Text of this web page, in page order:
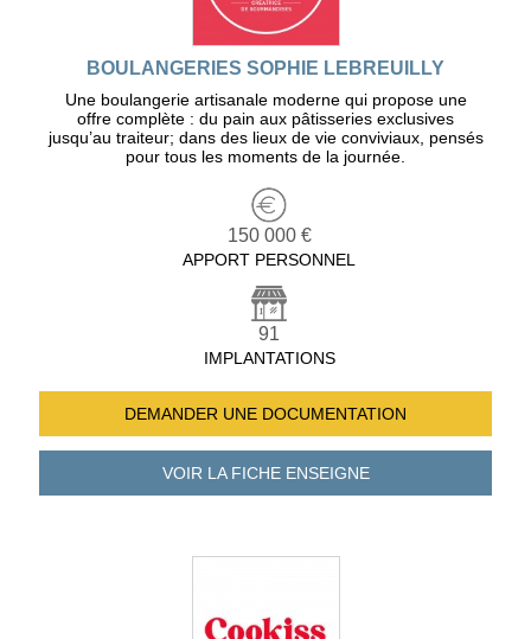
BOULANGERIES SOPHIE LEBREUILLY
Une boulangerie artisanale moderne qui propose une
offre complète : du pain aux pâtisseries exclusives
jusqu’au traiteur; dans des lieux de vie conviviaux, pensés
pour tous les moments de la journée.
150 000 €
APPORT PERSONNEL
91
IMPLANTATIONS
DEMANDER UNE DOCUMENTATION
VOIR LA FICHEENSEIGNE